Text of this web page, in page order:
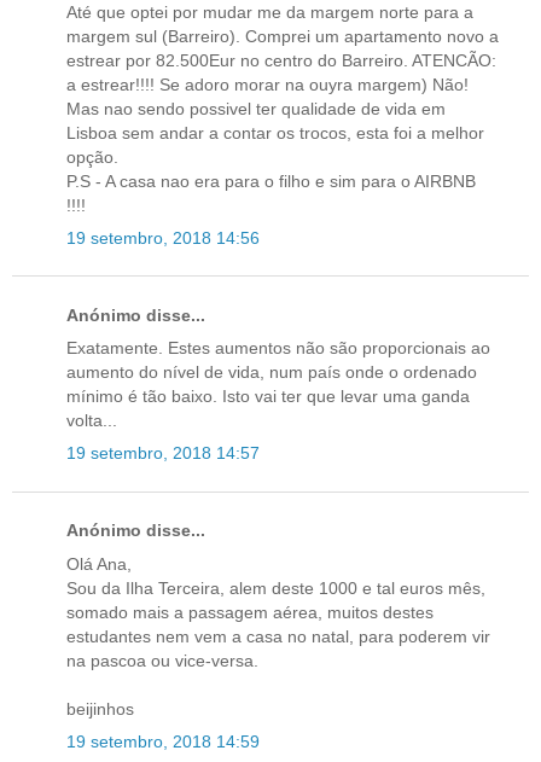
Até que optei por mudar me da margem norte para a
margem sul (Barreiro). Comprei um apartamento novo a
estrear por 82.500Eur no centro do Barreiro. ATENCÃO:
a estrear!!!! Se adoro morar na ouyra margem) Não!
Mas nao sendo possivel ter qualidade de vida em
Lisboa sem andar a contar os trocos, esta foi a melhor
opção.
P.S - A casa nao era para o filho e sim para o AIRBNB
!!!!
19 setembro, 2018 14:56
Anónimo disse...
Exatamente. Estes aumentos não são proporcionais ao
aumento do nível de vida, num país onde o ordenado
mínimo é tão baixo. Isto vai ter que levar uma ganda
volta...
19 setembro, 2018 14:57
Anónimo disse...
Olá Ana,
Sou da Ilha Terceira, alem deste 1000 e tal euros mês,
somado mais a passagem aérea, muitos destes
estudantes nem vem a casa no natal, para poderem vir
na pascoa ou vice-versa.
beijinhos
19 setembro, 2018 14:59